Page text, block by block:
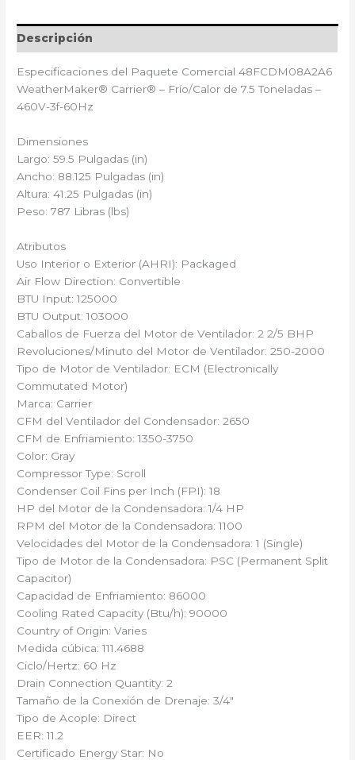
Descripción
Especificaciones del Paquete Comercial 48FCDM08A2A6
WeatherMaker® Carrier®️ – Frío/Calor de 7.5 Toneladas –
460V-3f-60Hz
Dimensiones
Largo: 59.5 Pulgadas (in)
Ancho: 88.125 Pulgadas (in)
Altura: 41.25 Pulgadas (in)
Peso: 787 Libras (lbs)
Atributos
Uso Interior o Exterior (AHRI): Packaged
Air Flow Direction: Convertible
BTU Input: 125000
BTU Output: 103000
Caballos de Fuerza del Motor de Ventilador: 2 2/5 BHP
Revoluciones/Minuto del Motor de Ventilador: 250-2000
Tipo de Motor de Ventilador: ECM (Electronically
Commutated Motor)
Marca: Carrier
CFM del Ventilador del Condensador: 2650
CFM de Enfriamiento: 1350-3750
Color: Gray
Compressor Type: Scroll
Condenser Coil Fins per Inch (FPI): 18
HP del Motor de la Condensadora: 1/4 HP
RPM del Motor de la Condensadora: 1100
Velocidades del Motor de la Condensadora: 1 (Single)
Tipo de Motor de la Condensadora: PSC (Permanent Split
Capacitor)
Capacidad de Enfriamiento: 86000
Cooling Rated Capacity (Btu/h): 90000
Country of Origin: Varies
Medida cúbica: 111.4688
Ciclo/Hertz: 60 Hz
Drain Connection Quantity: 2
Tamaño de la Conexión de Drenaje: 3/4″
Tipo de Acople: Direct
EER: 11.2
Certificado Energy Star: No